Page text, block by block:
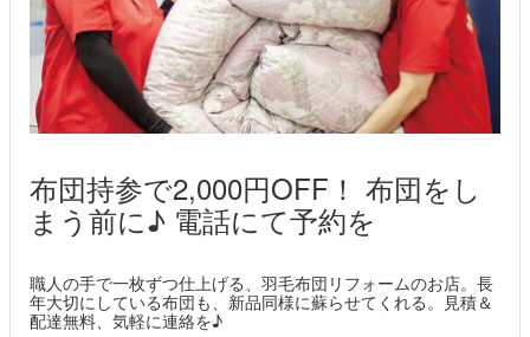
布団持参で2,000円OFF！ 布団をし
まう前に♪ 電話にて予約を
職人の手で一枚ずつ仕上げる、羽毛布団リフォームのお店。長
年大切にしている布団も、新品同様に蘇らせてくれる。見積＆
配達無料、気軽に連絡を♪